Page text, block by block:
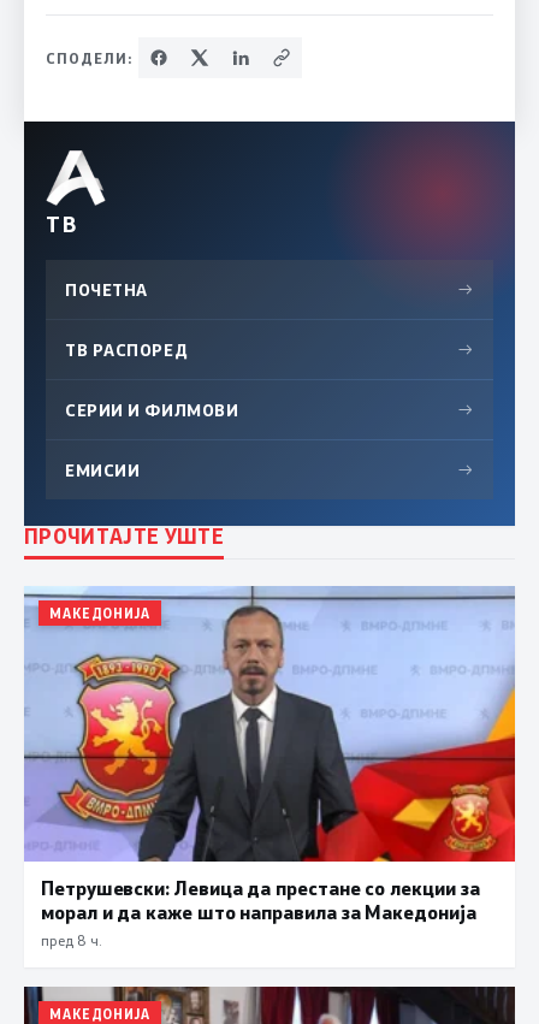
СПОДЕЛИ:
ТВ
ПОЧЕТНА →
ТВ РАСПОРЕД →
СЕРИИ И ФИЛМОВИ →
ЕМИСИИ →
ПРОЧИТАЈТЕ УШТЕ
МАКЕДОНИЈА
Петрушевски: Левица да престане со лекции за
морал и да каже што направила за Македонија
пред 8 ч.
МАКЕДОНИЈА